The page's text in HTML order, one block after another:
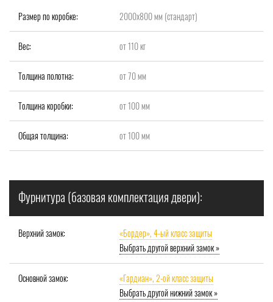
Размер по коробке: 2000x800 мм (стандарт)
Вес: от 110 кг
Толщина полотна: от 70 мм
Толщина коробки: от 100 мм
Общая толщина: от 100 мм
Фурнитура (базовая комплектация двери):
Верхний замок:
«Бордер», 4-ый класс защиты
Выбрать другой верхний замок »
Основной замок:
«Гардиан», 2-ой класс защиты
Выбрать другой нижний замок »